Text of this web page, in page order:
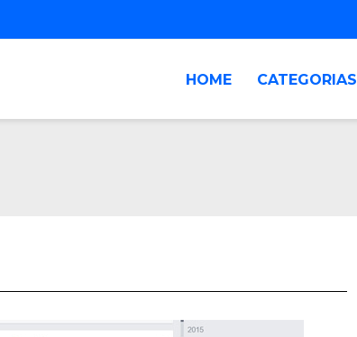
HOME CATEGORIAS